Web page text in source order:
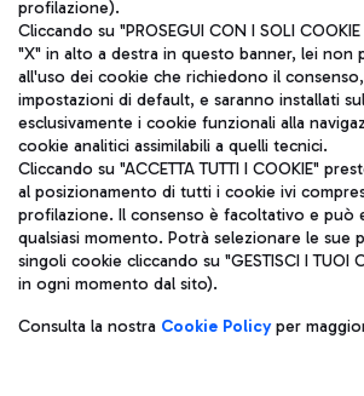
Pizza
Gelateria
Autobus
Scopri le linee di autobus per
Leonardo Da Vinci.
Ristoranti
Scopri la nostra offerta per una pausa
Aeroporti di Roma S.p.A. - Società soggetta
coordinamento di Mundys S.p.A.
Codice fiscale e Registro delle Imprese di
IVA 06572251004
Capitale sociale 62.224.743,00 int. vers.
Sede legale: Via Pier Paolo Racchetti 1 -
telefono +39 06 65951
Privacy policy
Note legali
profilazione).
Cliccando su "PROSEGUI CON I SOLI
"X" in alto a destra in questo banner, lei non
all'uso dei cookie che richiedono il
impostazioni di default, e saranno installati
esclusivamente i cookie funzionali alla
cookie analitici assimilabili a quelli tecnici.
Cliccando su "ACCETTA TUTTI I COOKIE"
al posizionamento di tutti i cookie ivi
profilazione. Il consenso è facoltativo e può
qualsiasi momento. Potrà selezionare le sue
singoli cookie cliccando su "GESTISCI I TUOI
in ogni momento dal sito).
Consulta la nostra Cookie Policyper